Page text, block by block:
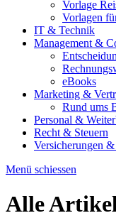
Vorlage
Vorlagen
IT & Technik
Management &
eBooks
Marketing &
Rund ums
Personal &
Recht & Steuern
Versicherungen
Menü schiessen
Alle